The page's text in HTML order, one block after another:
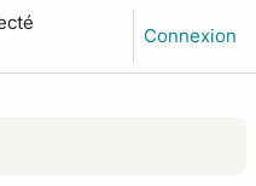
Connexion